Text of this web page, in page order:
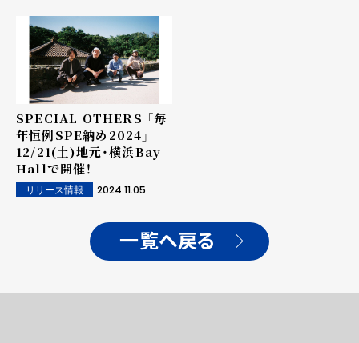
SPECIAL OTHERS 「毎
年恒例SPE納め2024」
12/21(土)地元・横浜Bay
Hallで開催！
リリース情報 2024.11.05
一覧へ戻る